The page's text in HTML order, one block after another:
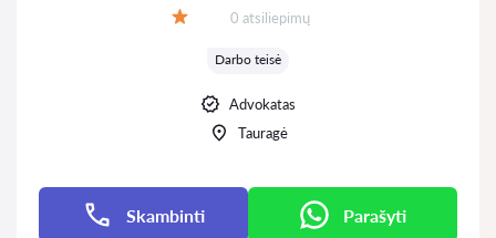
Atsiliepimų:
0 atsiliepimų
Darbo teisė
Advokatas
Tauragė
Skambinti Parašyti